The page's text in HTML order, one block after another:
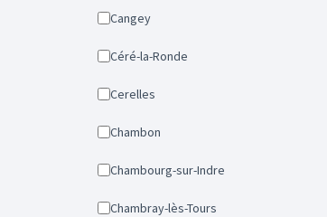
Cangey
Céré-la-Ronde
Cerelles
Chambon
Chambourg-sur-Indre
Chambray-lès-Tours